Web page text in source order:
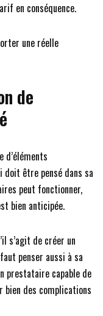
en conséquence.
une réelle
de
d’éléments
doit être pensé dans sa
peut fonctionner,
bien anticipée.
s’agit de créer un
penser aussi à sa
prestataire capable de
bien des complications